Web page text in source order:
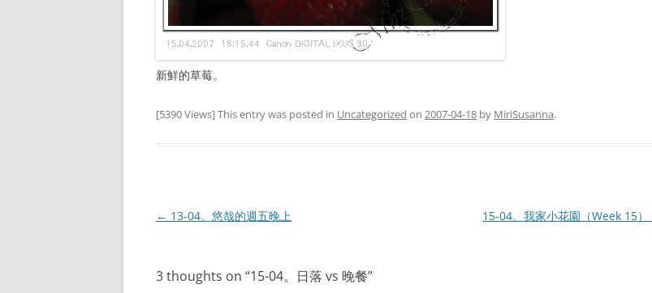
新鮮的草莓。
[5390 Views] This entry was posted in Uncategorized on 2007-04-18 by MiriSusanna.
Post
← 13-04。悠哉的週五晚上 15-04。我家小花園（Week 15）
3 thoughts on “15-04。日落 vs 晚餐”